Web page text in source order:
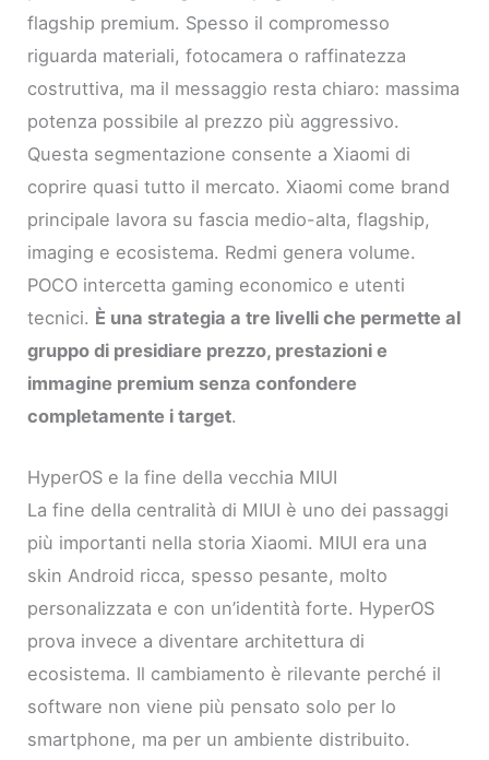
flagship premium. Spesso il compromesso
riguarda materiali, fotocamera o raffinatezza
costruttiva, ma il messaggio resta chiaro: massima
potenza possibile al prezzo più aggressivo.
Questa segmentazione consente a Xiaomi di
coprire quasi tutto il mercato. Xiaomi come brand
principale lavora su fascia medio-alta, flagship,
imaging e ecosistema. Redmi genera volume.
POCO intercetta gaming economico e utenti
tecnici. È una strategia a tre livelli che permette al
gruppo di presidiare prezzo, prestazioni e
immagine premium senza confondere
completamente i target.
HyperOS e la fine della vecchia MIUI
La fine della centralità di MIUI è uno dei passaggi
più importanti nella storia Xiaomi. MIUI era una
skin Android ricca, spesso pesante, molto
personalizzata e con un’identità forte. HyperOS
prova invece a diventare architettura di
ecosistema. Il cambiamento è rilevante perché il
software non viene più pensato solo per lo
smartphone, ma per un ambiente distribuito.